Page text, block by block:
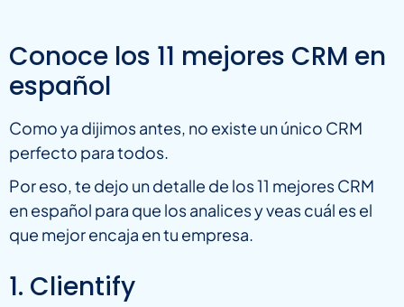
Conoce los 11 mejores CRM en
español
Como ya dijimos antes, no existe un único CRM
perfecto para todos.
Por eso, te dejo un detalle de los 11 mejores CRM
en español para que los analices y veas cuál es el
que mejor encaja en tu empresa.
1. Clientify